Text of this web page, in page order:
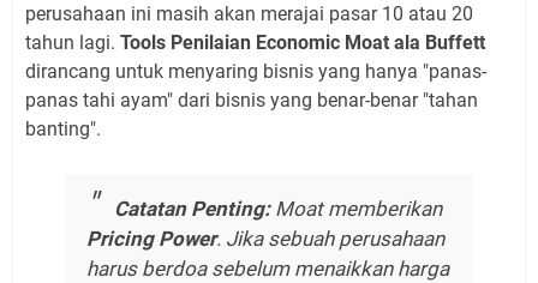
perusahaan ini masih akan merajai pasar 10 atau 20
tahun lagi. Tools Penilaian Economic Moat ala Buffett
dirancang untuk menyaring bisnis yang hanya "panas-
panas tahi ayam" dari bisnis yang benar-benar "tahan
banting".
Catatan Penting:Moat memberikan
Pricing Power. Jika sebuah perusahaan
harus berdoa sebelum menaikkan harga